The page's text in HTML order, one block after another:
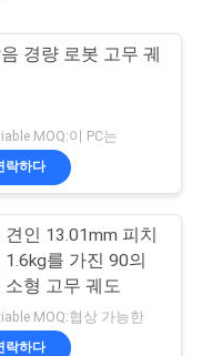
경량 로봇 고무 궤
MOQ:이 PC는
락하다
견인 13.01mm 피치
1.6kg를 가진 90의
소형 고무 궤도
MOQ:협상 가능한
락하다